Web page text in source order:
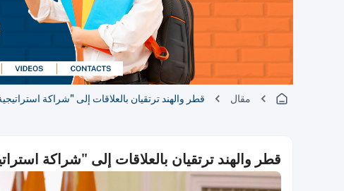
مقال قطر والهند ترتقيان بالعلاقات إلى "شراكة
قطر والهند ترتقيان بالعلاقات إلى "شراكة